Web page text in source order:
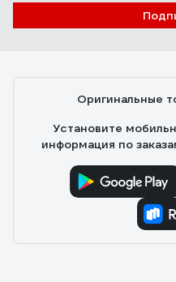
Оригинальные
Установите
информация по